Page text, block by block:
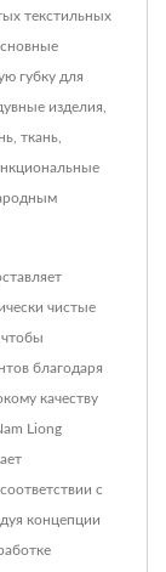
текстильных
губку для
изделия,
ткань,
чистые
благодаря
качеству
Liong
с
концепции